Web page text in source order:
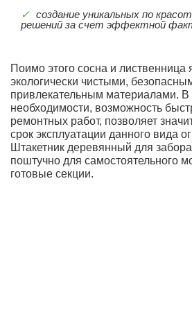
создание уникальных по
решений за счет эффектной
Поимо этого сосна и лиственница
экологически чистыми,
привлекательным материалами. В
необходимости, возможность
ремонтных работ, позволяет
срок эксплуатации данного вида
Штакетник деревянный для
поштучно для самостоятельного
готовые секции.